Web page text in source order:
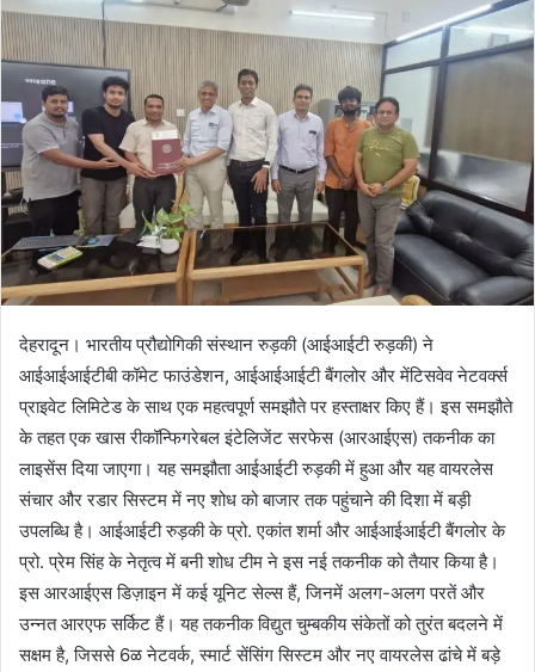
e
m
a
i
l
देहरादून। भारतीय प्रौद्योगिकी संस्थान रुड़की (आईआईटी रुड़की) ने
आईआईआईटीबी कॉमेट फाउंडेशन, आईआईआईटी बैंगलोर और मेंटिसवेव नेटवर्क्स
प्राइवेट लिमिटेड के साथ एक महत्वपूर्ण समझौते पर हस्ताक्षर किए हैं। इस समझौते
के तहत एक खास रीकॉन्फिगरेबल इंटेलिजेंट सरफेस (आरआईएस) तकनीक का
लाइसेंस दिया जाएगा। यह समझौता आईआईटी रुड़की में हुआ और यह वायरलेस
संचार और रडार सिस्टम में नए शोध को बाजार तक पहुंचाने की दिशा में बड़ी
उपलब्धि है। आईआईटी रुड़की के प्रो. एकांत शर्मा और आईआईआईटी बैंगलोर के
प्रो. प्रेम सिंह के नेतृत्व में बनी शोध टीम ने इस नई तकनीक को तैयार किया है।
इस आरआईएस डिज़ाइन में कई यूनिट सेल्स हैं, जिनमें अलग-अलग परतें और
उन्नत आरएफ सर्किट हैं। यह तकनीक विद्युत चुम्बकीय संकेतों को तुरंत बदलने में
सक्षम है, जिससे 6ळ नेटवर्क, स्मार्ट सेंसिंग सिस्टम और नए वायरलेस ढांचे में बड़े